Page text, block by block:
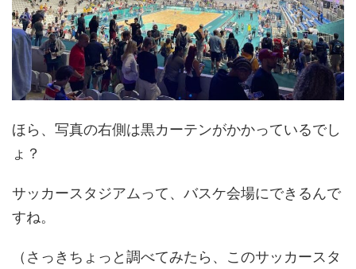
ほら、写真の右側は黒カーテンがかかっているでし
ょ？
サッカースタジアムって、バスケ会場にできるんで
すね。
（さっきちょっと調べてみたら、このサッカースタ